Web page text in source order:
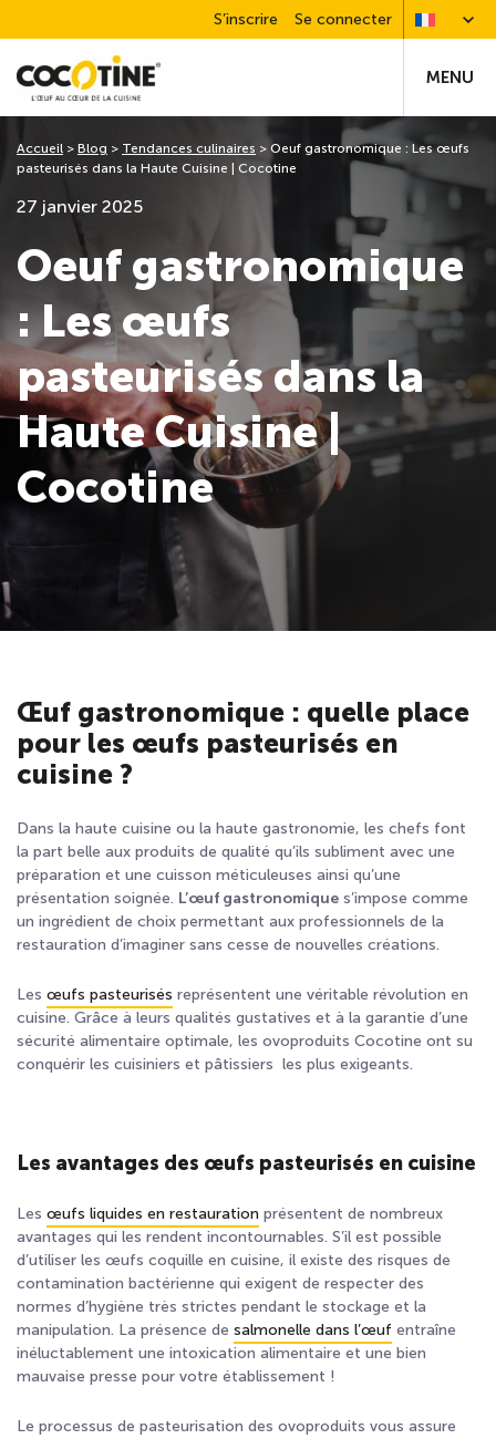
S’inscrire Se connecter
MENU
27 janvier 2025
Oeuf gastronomique
: Les œufs
pasteurisés dans la
Haute Cuisine |
Cocotine
Accueil > Blog > Tendances culinaires > Oeuf gastronomique : Les œufs
pasteurisés dans la Haute Cuisine | Cocotine
Œuf gastronomique : quelle place
pour les œufs pasteurisés en
cuisine ?
Dans la haute cuisine ou la haute gastronomie, les chefs font
la part belle aux produits de qualité qu’ils subliment avec une
préparation et une cuisson méticuleuses ainsi qu’une
présentation soignée. L’œuf gastronomique s’impose comme
un ingrédient de choix permettant aux professionnels de la
restauration d’imaginer sans cesse de nouvelles créations.
Les œufs pasteurisés représentent une véritable révolution en
cuisine. Grâce à leurs qualités gustatives et à la garantie d’une
sécurité alimentaire optimale, les ovoproduits Cocotine ont su
conquérir les cuisiniers et pâtissiers les plus exigeants.
Les avantages des œufs pasteurisés en cuisine
Les œufs liquides en restauration présentent de nombreux
avantages qui les rendent incontournables. S’il est possible
d’utiliser les œufs coquille en cuisine, il existe des risques de
contamination bactérienne qui exigent de respecter des
normes d’hygiène très strictes pendant le stockage et la
manipulation. La présence de salmonelle dans l’œuf entraîne
inéluctablement une intoxication alimentaire et une bien
mauvaise presse pour votre établissement !
Le processus de pasteurisation des ovoproduits vous assure